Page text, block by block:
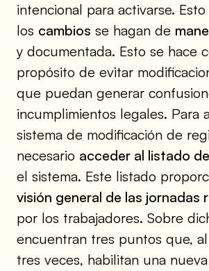
intencional para activarse.
los cambios se hagan de
y documentada. Esto se hace
propósito de evitar
que puedan generar
incumplimientos legales. Para
sistema de modificación de
necesario acceder al listado
el sistema. Este listado
visión general de las jornadas
por los trabajadores. Sobre
encuentran tres puntos que,
tres veces, habilitan una